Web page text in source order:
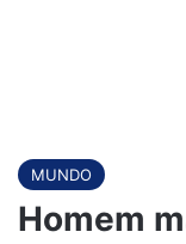
MUNDO
Homem